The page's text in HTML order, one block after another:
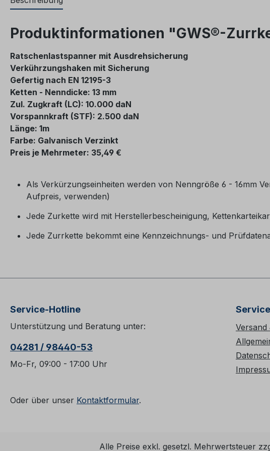
Produktinformationen "GWS®-
Ratschenlastspanner mit Ausdrehsicherung
Verkührzungshaken mit Sicherung
Gefertig nach EN 12195-3
Ketten - Nenndicke: 13 mm
Zul. Zugkraft (LC): 10.000 daN
Vorspannkraft (STF): 2.500 daN
Länge: 1m
Farbe: Galvanisch Verzinkt
Preis je Mehrmeter: 35,49 €
Als Verkürzungseinheiten werden von Nenngröße 6 - 16mm
Aufpreis, verwenden)
Jede Zurkette wird mit Herstellerbescheinigung,
Jede Zurrkette bekommt eine Kennzeichnungs- und
Service-Hotline
Unterstützung und Beratung unter:
04281 / 98440-53
Mo-Fr, 09:00 - 17:00 Uhr
Oder über unser Kontaktformular.
Versand
Alle Preise exkl. gesetzl. Mehrwertsteuer